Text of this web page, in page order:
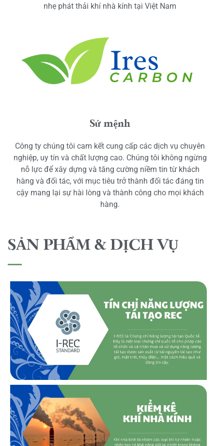
nhẹ phát thải khí nhà kính tại Việt Nam
Sứ mệnh
Công ty chúng tôi cam kết cung cấp các dịch vụ chuyên
nghiệp, uy tín và chất lượng cao. Chúng tôi không ngừng
nỗ lực để xây dựng và tăng cường niềm tin từ khách
hàng và đối tác, với mục tiêu trở thành đối tác đáng tin
cậy mang lại sự hài lòng và thành công cho mọi khách
hàng.
SẢN PHẨM & DỊCH VỤ